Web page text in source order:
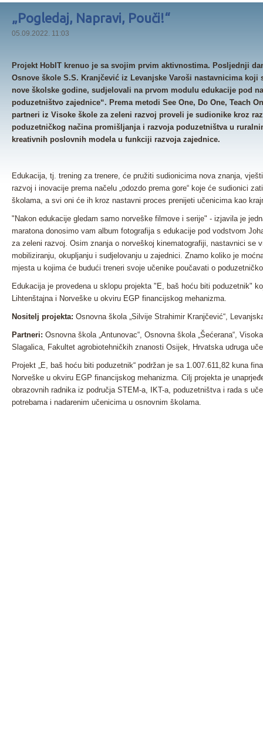
„Pogledaj, Napravi, Pouči!“
05.09.2022. 11:03
Projekt HobIT krenuo je sa svojim prvim aktivnostima. Posljednji
Osnove škole S.S. Kranjčević iz Levanjske Varoši nastavnicima
nove školske godine, sudjelovali na prvom modulu edukacije pod
poduzetništvo zajednice“. Prema metodi See One, Do One, Teach
partneri iz Visoke škole za zeleni razvoj proveli je sudionike kroz
poduzetničkog načina promišljanja i razvoja poduzetništva u
kreativnih poslovnih modela u funkciji razvoja zajednice.
Edukacija, tj. trening za trenere, će pružiti sudionicima nova znanja,
razvoj i inovacije prema načelu „odozdo prema gore“ koje će sudionici
školama, a svi oni će ih kroz nastavni proces prenijeti učenicima kao
"Nakon edukacije gledam samo norveške filmove i serije" - izjavila je
maratona donosimo vam album fotografija s edukacije pod vodstvom
za zeleni razvoj. Osim znanja o norveškoj kinematografiji, nastavnici se
mobiliziranju, okupljanju i sudjelovanju u zajednici. Znamo koliko je
mjesta u kojima će budući treneri svoje učenike poučavati o
Edukacija je provedena u sklopu projekta "E, baš hoću biti poduzetnik"
Lihtenštajna i Norveške u okviru EGP financijskog mehanizma.
Nositelj projekta: Osnovna škola „Silvije Strahimir Kranjčević“,
Partneri: Osnovna škola „Antunovac“, Osnovna škola „Šećerana“,
Slagalica, Fakultet agrobiotehničkih znanosti Osijek, Hrvatska udruga
Projekt „E, baš hoću biti poduzetnik“ podržan je sa 1.007.611,82 kuna
Norveške u okviru EGP financijskog mehanizma. Cilj projekta je
obrazovnih radnika iz područja STEM-a, IKT-a, poduzetništva i rada s
potrebama i nadarenim učenicima u osnovnim školama.